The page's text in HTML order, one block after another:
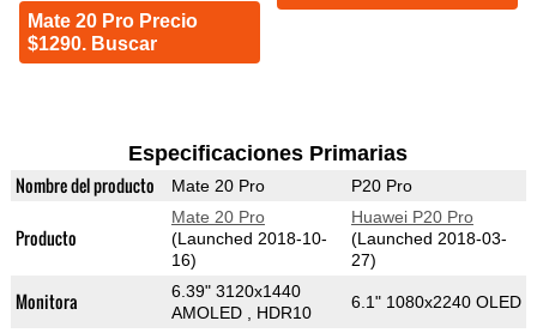
Mate 20 Pro Precio
$1290. Buscar
Especificaciones Primarias
Nombre del producto Mate 20 Pro P20 Pro
Producto
Mate 20 Pro
(Launched 2018-10-
16)
Huawei P20 Pro
(Launched 2018-03-
27)
Monitora
6.39" 3120x1440
AMOLED , HDR10
6.1" 1080x2240 OLED